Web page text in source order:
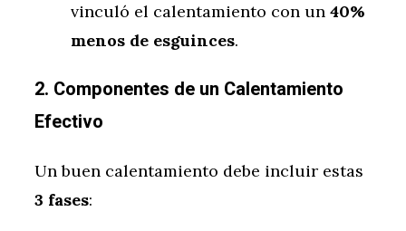
vinculó el calentamiento con un 40%
menos de esguinces.
2. Componentes de un Calentamiento
Efectivo
Un buen calentamiento debe incluir estas
3 fases: